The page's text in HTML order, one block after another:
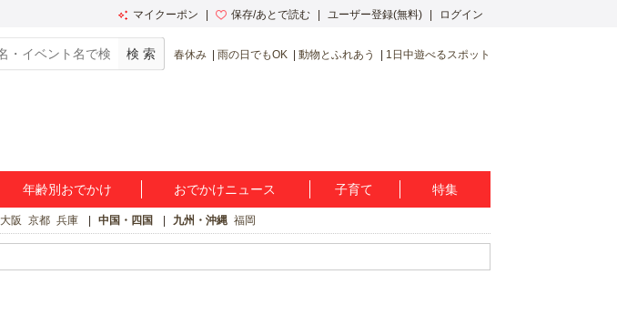
マイクーポン 保存/あとで読む ユーザー登録(無料) ログイン
春休み 雨の日でもOK 動物とふれあう 1日中遊べるスポット
年齢別おでかけ おでかけニュース 子育て 特集
大阪 京都 兵庫 中国・四国 九州・沖縄 福岡